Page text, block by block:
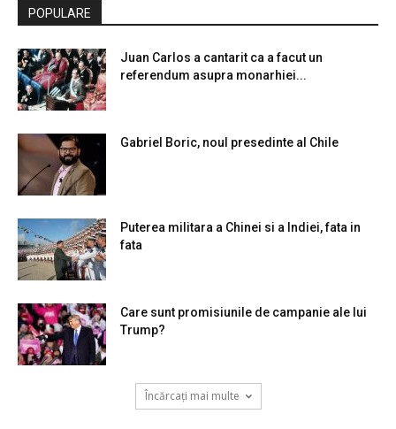
POPULARE
Juan Carlos a cantarit ca a facut un
referendum asupra monarhiei...
Gabriel Boric, noul presedinte al Chile
Puterea militara a Chinei si a Indiei, fata in
fata
Care sunt promisiunile de campanie ale lui
Trump?
Încărcați mai multe